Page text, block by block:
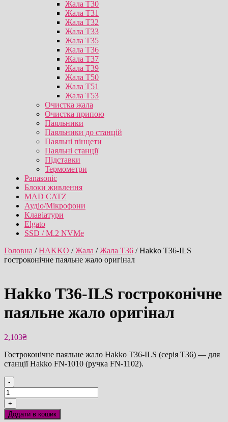
Жала T30
Жала T31
Жала T32
Жала T33
Жала T35
Жала T36
Жала T37
Жала T39
Жала T50
Жала T51
Жала T53
Очистка жала
Очистка припою
Паяльники
Паяльники до станцій
Паяльні пінцети
Паяльні станції
Підставки
Термометри
Panasonic
Блоки живлення
MAD CATZ
Аудіо/Мікрофони
Клавіатури
Elgato
SSD / M.2 NVMe
Головна /HAKKO /Жала /Жала T36 / Hakko T36-ILS
гостроконічне паяльне жало оригінал
Hakko T36-ILS гостроконічне
паяльне жало оригінал
2,103₴
Гостроконічне паяльне жало Hakko T36-ILS (серія T36) — для
станції Hakko FN-1010 (ручка FN-1102).
-
Hakko
T36-
ILS
гостроконічне
+
Додати в кошик